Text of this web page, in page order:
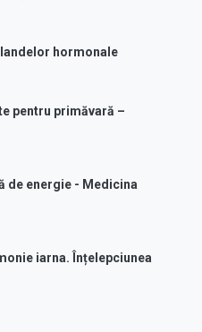
hormonale
pentru primăvară –
de energie - Medicina
iarna. Înțelepciunea